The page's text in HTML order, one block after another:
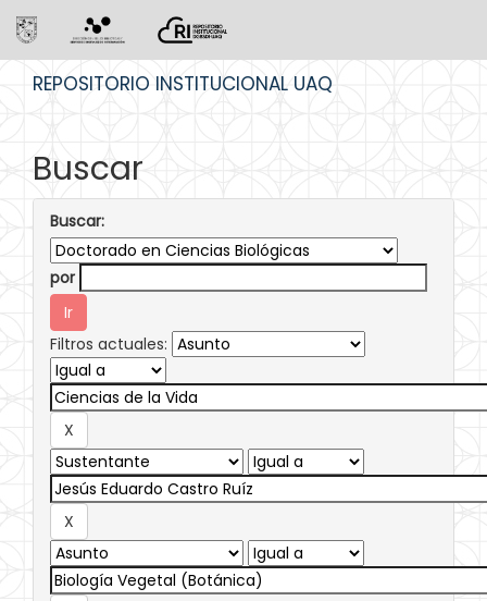
REPOSITORIO INSTITUCIONAL UAQ
Buscar
Buscar:
por
Filtros actuales: